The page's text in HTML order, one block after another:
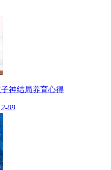
神结局养育心得
09